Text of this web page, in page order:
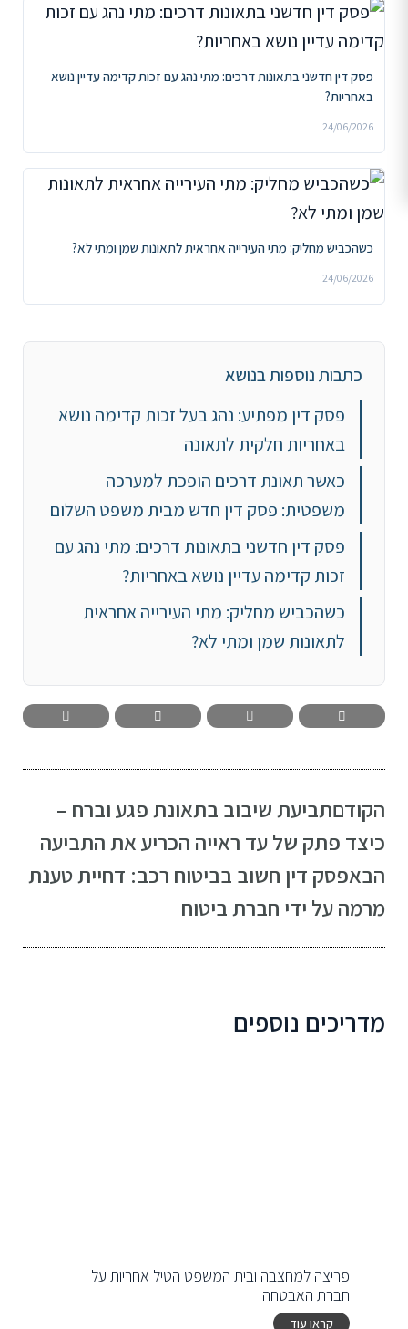
פסק דין חדשני בתאונות דרכים: מתי נהג עם זכות קדימה עדיין נושא
באחריות?
24/06/2026
כשהכביש מחליק: מתי העירייה אחראית לתאונות שמן ומתי לא?
24/06/2026
כתבות נוספות בנושא
פסק דין מפתיע: נהג בעל זכות קדימה נושא
באחריות חלקית לתאונה
כאשר תאונת דרכים הופכת למערכה
משפטית: פסק דין חדש מבית משפט השלום
פסק דין חדשני בתאונות דרכים: מתי נהג עם
זכות קדימה עדיין נושא באחריות?
כשהכביש מחליק: מתי העירייה אחראית
לתאונות שמן ומתי לא?
הקודםתביעת שיבוב בתאונת פגע וברח –
כיצד פתק של עד ראייה הכריע את התביעה
הבאפסק דין חשוב בביטוח רכב: דחיית טענת
מרמה על ידי חברת ביטוח
מדריכים נוספים
פריצה למחצבה ובית המשפט הטיל אחריות על
חברת האבטחה
קראו עוד